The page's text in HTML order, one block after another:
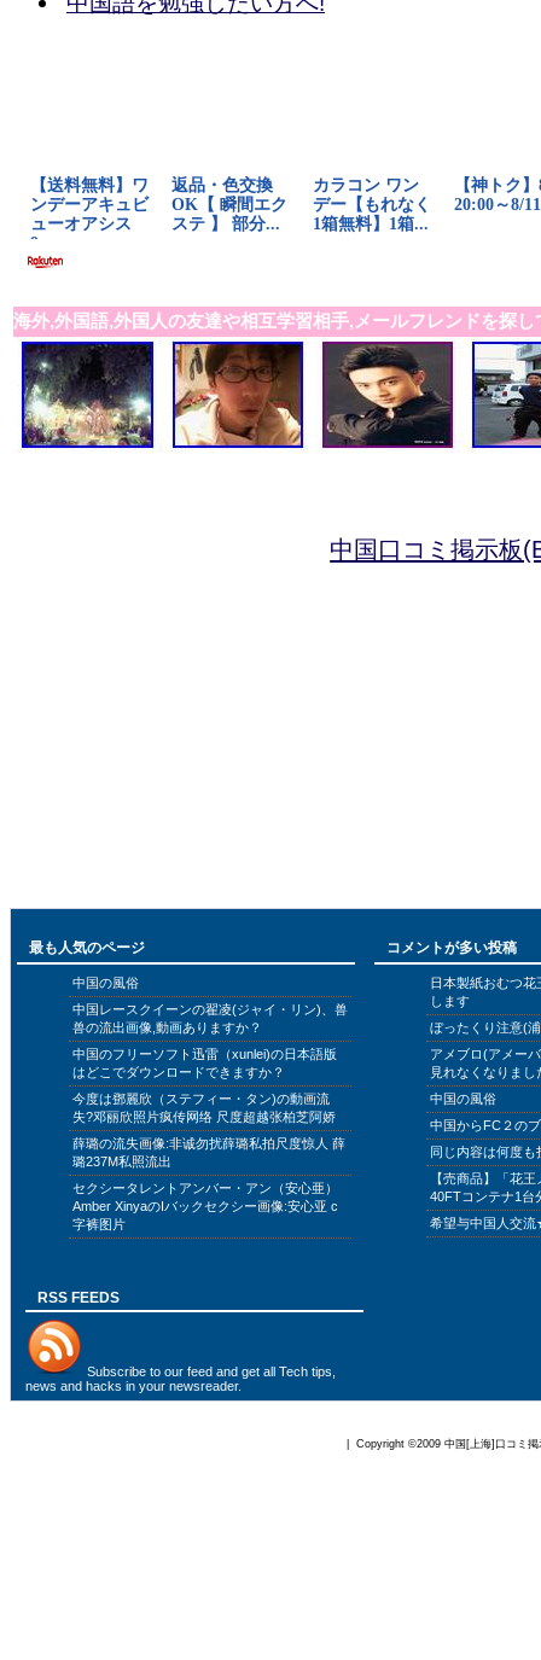
海外,外国語,外国人の友達や相互学習相手,メールフレンドを探し
中国口コミ掲示板
最も人気のページ
中国の風俗
中国レースクイーンの翟凌(ジャイ・リン)、兽
兽の流出画像,動画ありますか？
中国のフリーソフト迅雷（xunlei)の日本語版
はどこでダウンロードできますか？
今度は鄧麗欣（ステフィー・タン)の動画流
失?邓丽欣照片疯传网络 尺度超越张柏芝阿娇
薛璐の流失画像:非诚勿扰薛璐私拍尺度惊人 薛
璐237M私照流出
セクシータレントアンバー・アン（安心亜）
Amber XinyaのIバックセクシー画像:安心亚 c
字裤图片
コメントが多い投稿
日本製紙おむつ
します
ぼったくり注意(
アメブロ(アメー
見れなくなりまし
中国の風俗
中国からFC２の
同じ内容は何度
【売商品】「花
40FTコンテナ1台
希望与中国人交
RSS FEEDS
Subscribe to our feed and get all Tech tips,
news and hacks in your newsreader.
| Copyright ©2009 中国[上海]口コミ掲